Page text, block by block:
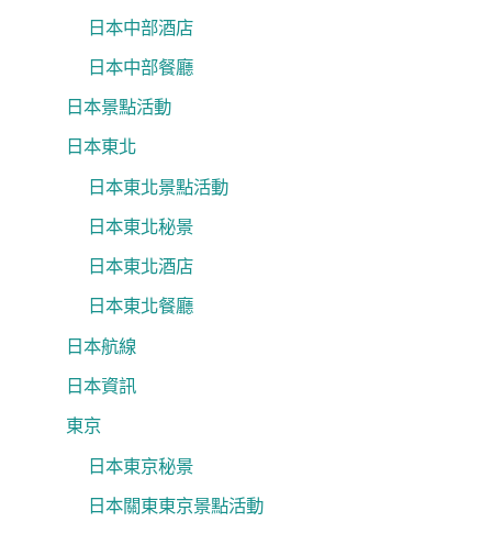
日本中部酒店
日本中部餐廳
日本景點活動
日本東北
日本東北景點活動
日本東北秘景
日本東北酒店
日本東北餐廳
日本航線
日本資訊
東京
日本東京秘景
日本關東東京景點活動